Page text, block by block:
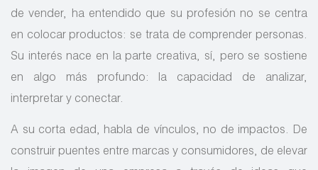
de vender, ha entendido que su profesión no se centra
en colocar productos: se trata de comprender personas.
Su interés nace en la parte creativa, sí, pero se sostiene
en algo más profundo: la capacidad de analizar,
interpretar y conectar.
A su corta edad, habla de vínculos, no de impactos. De
construir puentes entre marcas y consumidores, de elevar